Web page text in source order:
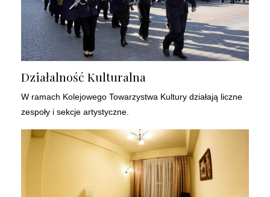
Działalność Kulturalna
W ramach Kolejowego Towarzystwa Kultury działają liczne
zespoły i sekcje artystyczne.